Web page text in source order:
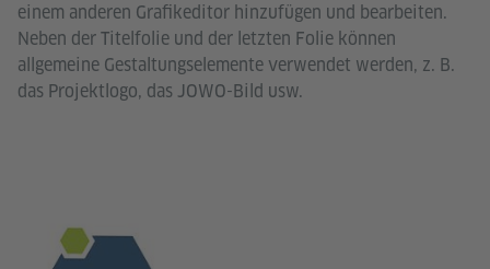
einem anderen Grafikeditor hinzufügen und bearbeiten.
Neben der Titelfolie und der letzten Folie können
allgemeine Gestaltungselemente verwendet werden, z. B.
das Projektlogo, das JOWO-Bild usw.